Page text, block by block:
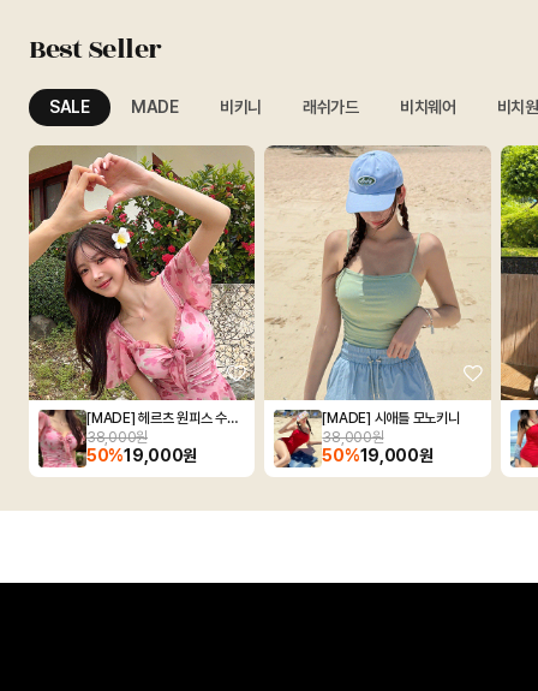
Best Seller
SALE MADE 비키니 래쉬가드 비치웨어 비치
[MADE] 헤르츠 원피스 수영복
38,000원
50%19,000원
[MADE] 시애틀 모노키니
38,000원
50%19,000원